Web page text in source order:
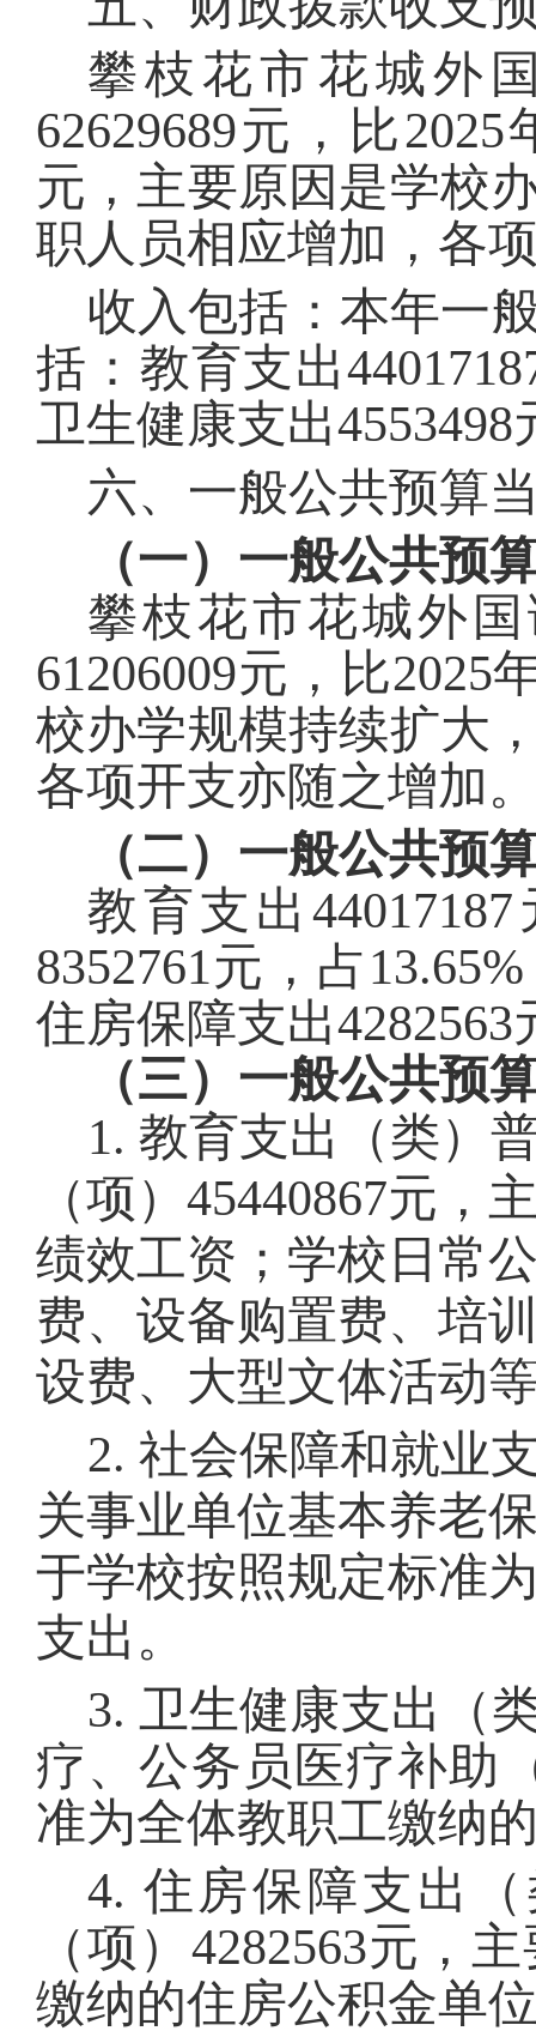
攀枝花市花城外
62629689元，比2025
元，主要原因是学校
职 人员相应增加， 各
收入包括：本年一
括： 教育支出
卫生健康支出4553498
六、一般公共预算
（一）一般公共预
攀枝花市花城外
61206009元，比2025
校办学规模持续扩大
各项开支亦随之增加
（二）一般公共预
教育支出 44017187
8352761元，占13.65%
住房保障支出4282563
（三）一般公共预
1. 教育支出 （类）
（项） 45440867元，
绩效工资；学校日常
费、设备购置费、培
设费、大型文体活动
2. 社会保障和就业
关事业单位基本养老
于学校按照规定标准
支出 。
3. 卫生健康支出（
疗、公务员医疗补助
准为全体教职工缴纳
4. 住房保障支出
（项） 4282563元，
缴纳的住房公积金单